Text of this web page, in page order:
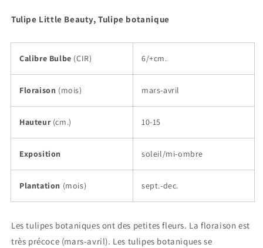
Tulipe Little Beauty, Tulipe botanique
Calibre Bulbe (CIR) 6/+cm.
Floraison (mois) mars-avril
Hauteur (cm.) 10-15
Exposition soleil/mi-ombre
Plantation (mois) sept.-dec.
Les tulipes botaniques ont des petites fleurs. La floraison est
très précoce (mars-avril). Les tulipes botaniques se